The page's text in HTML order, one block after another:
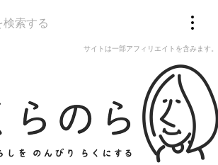
サイトは一部アフィリエイトを含みます。